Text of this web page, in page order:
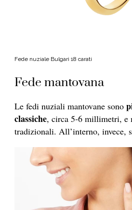
Fede nuziale Bulgari 18 carati
Fede mantovana
Le fedi nuziali mantovane sono
classiche, circa 5-6 millimetri, e
tradizionali. All’interno, invece,